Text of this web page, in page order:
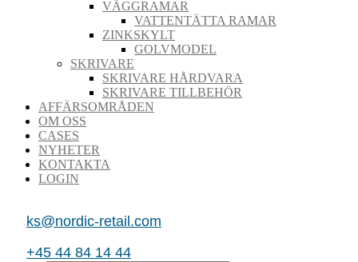
VÄGGRAMAR
VATTENTÄTTA RAMAR
ZINKSKYLT
GOLVMODEL
SKRIVARE
SKRIVARE HÅRDVARA
SKRIVARE TILLBEHÖR
AFFÄRSOMRÅDEN
OM OSS
CASES
NYHETER
KONTAKTA
LOGIN
ks@nordic-retail.com
+45 44 84 14 44